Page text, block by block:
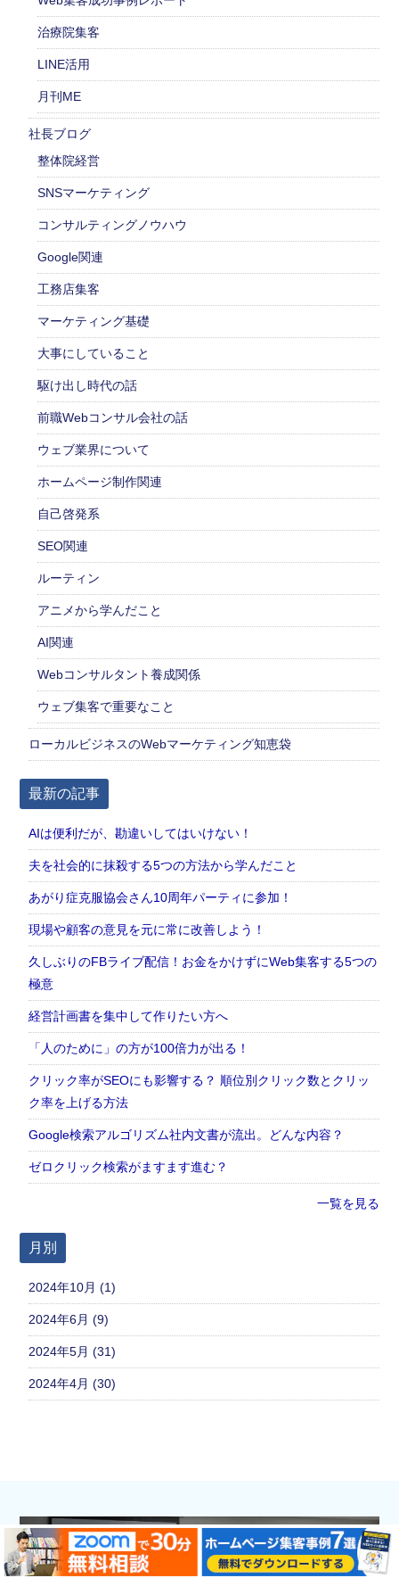
治療院集客
LINE活用
月刊ME
社長ブログ
整体院経営
SNSマーケティング
コンサルティングノウハウ
Google関連
工務店集客
マーケティング基礎
大事にしていること
駆け出し時代の話
前職Webコンサル会社の話
ウェブ業界について
ホームページ制作関連
自己啓発系
SEO関連
ルーティン
アニメから学んだこと
AI関連
Webコンサルタント養成関係
ウェブ集客で重要なこと
ローカルビジネスのWebマーケティング知恵袋
最新の記事
AIは便利だが、勘違いしてはいけない！
夫を社会的に抹殺する5つの方法から学んだこと
あがり症克服協会さん10周年パーティに参加！
現場や顧客の意見を元に常に改善しよう！
久しぶりのFBライブ配信！お金をかけずにWeb集客する5つの
極意
経営計画書を集中して作りたい方へ
「人のために」の方が100倍力が出る！
クリック率がSEOにも影響する？ 順位別クリック数とクリッ
ク率を上げる方法
Google検索アルゴリズム社内文書が流出。どんな内容？
ゼロクリック検索がますます進む？
一覧を見る
月別
2024年10月 (1)
2024年6月 (9)
2024年5月 (31)
2024年4月 (30)